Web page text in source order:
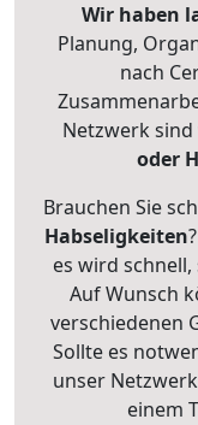
Wir haben
Planung,
nach
Netzwerk
oder
Brauchen Sie
Habseligkeiten
es wird
Auf Wunsch
verschiedenen
Sollte es
unser
einem